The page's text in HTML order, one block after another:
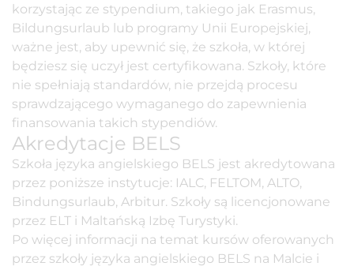
korzystając ze stypendium, takiego jak Erasmus,
Bildungsurlaub lub programy Unii Europejskiej,
ważne jest, aby upewnić się, że szkoła, w której
będziesz się uczył jest certyfikowana. Szkoły, które
nie spełniają standardów, nie przejdą procesu
sprawdzającego wymaganego do zapewnienia
finansowania takich stypendiów.
Akredytacje BELS
Szkoła języka angielskiego BELS jest akredytowana
przez poniższe instytucje: IALC, FELTOM, ALTO,
Bindungsurlaub, Arbitur. Szkoły są licencjonowane
przez ELT i Maltańską Izbę Turystyki.
Po więcej informacji na temat kursów oferowanych
przez szkoły języka angielskiego BELS na Malcie i